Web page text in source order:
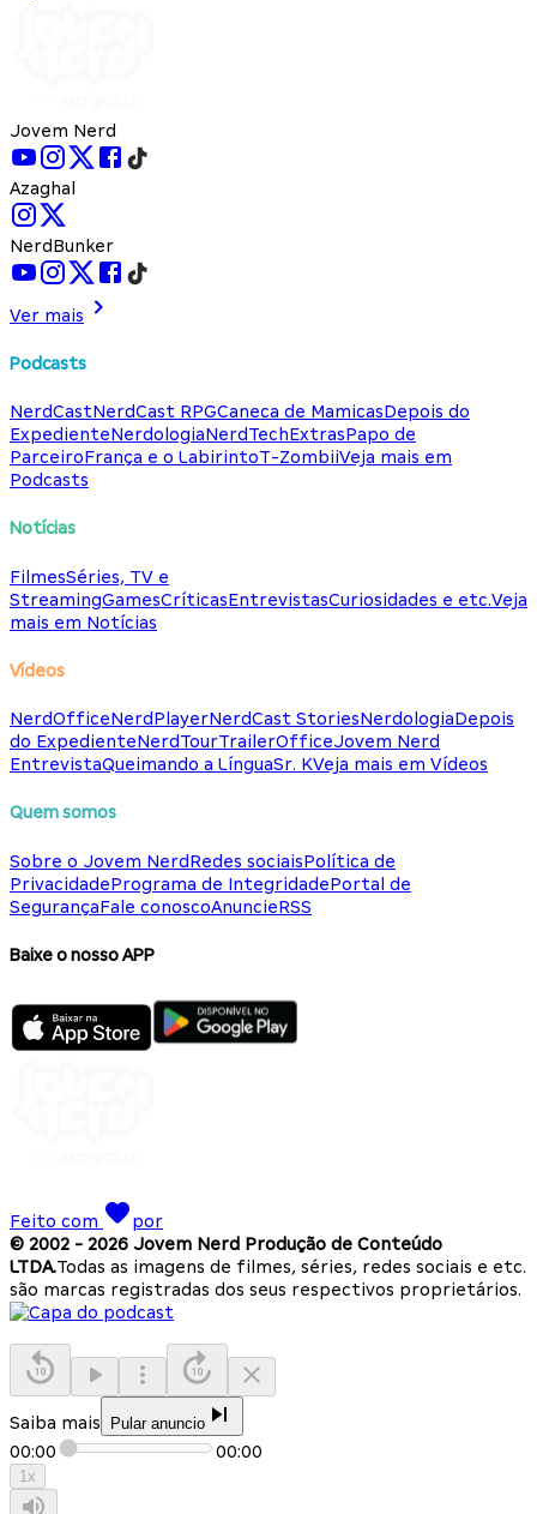
Jovem Nerd
Azaghal
NerdBunker
Ver mais
Podcasts
NerdCastNerdCast RPGCaneca de MamicasDepois do
ExpedienteNerdologiaNerdTechExtrasPapo de
ParceiroFrança e o LabirintoT-ZombiiVeja mais em
Podcasts
Notícias
FilmesSéries, TV e
StreamingGamesCríticasEntrevistasCuriosidades e etc.Veja
mais em Notícias
Vídeos
NerdOfficeNerdPlayerNerdCast StoriesNerdologiaDepois
do ExpedienteNerdTourTrailerOfficeJovem Nerd
EntrevistaQueimando a LínguaSr. KVeja mais em Vídeos
Quem somos
Sobre o Jovem NerdRedes sociaisPolítica de
PrivacidadePrograma de IntegridadePortal de
SegurançaFale conoscoAnuncieRSS
Baixe o nosso APP
Feito com
por
© 2002 - 2026 Jovem Nerd Produção de Conteúdo
LTDA.Todas as imagens de filmes, séries, redes sociais e etc.
são marcas registradas dos seus respectivos proprietários.
Saiba mais Pular anuncio
00:00 00:00
1x